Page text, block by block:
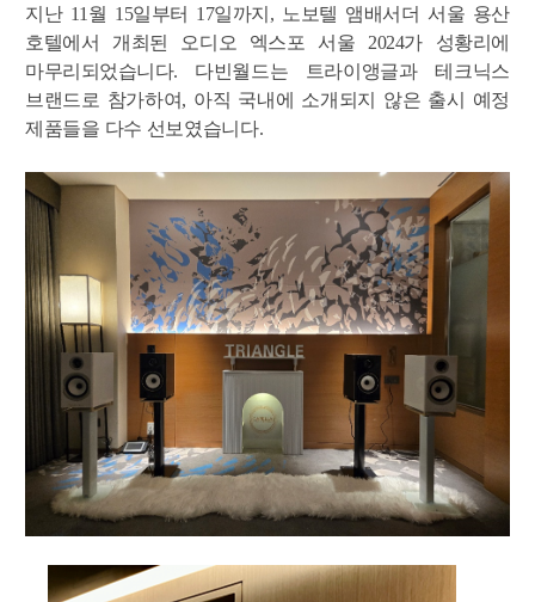
지난11 월 15일부터 17일까지 , 노보텔 앰배서더 서울 용산
호텔에서 개최된 오디오 엑스포 서울 2024가 성황리에
마무리되었습니다. 다빈월드는 트라이앵글과 테크닉스
브랜드로 참가하여, 아직 국내에 소개되지 않은 출시 예정
제품들을 다수 선보였습니다.